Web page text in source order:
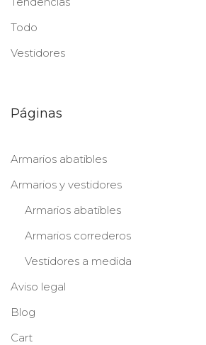
Todo
Vestidores
Páginas
Armarios abatibles
Armarios y vestidores
Armarios abatibles
Armarios correderos
Vestidores a medida
Aviso legal
Blog
Cart